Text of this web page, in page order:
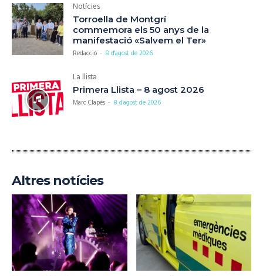
Notícies
Torroella de Montgrí
commemora els 50 anys de la
manifestació «Salvem el Ter»
Redacció - 8 d'agost de 2026
La llista
Primera Llista – 8 agost 2026
Marc Clapés - 8 d'agost de 2026
Altres notícies